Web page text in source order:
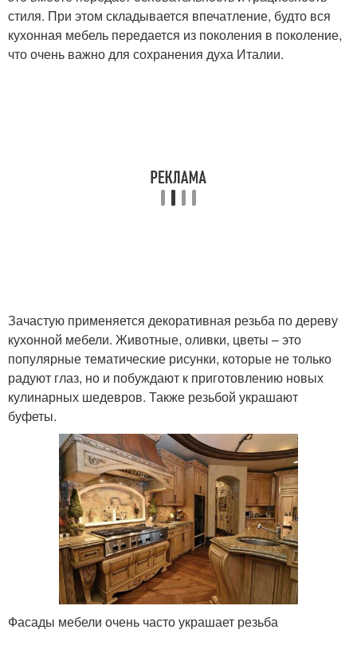
Зеленая кухня
Кухня в современном
стиле
стиля. При этом складывается впечатление, будто вся
кухонная мебель передается из поколения в поколение,
что очень важно для сохранения духа Италии.
Зачастую применяется декоративная резьба по дереву
кухонной мебели. Животные, оливки, цветы – это
популярные тематические рисунки, которые не только
радуют глаз, но и побуждают к приготовлению новых
кулинарных шедевров. Также резьбой украшают
буфеты.
Фасады мебели очень часто украшает резьба